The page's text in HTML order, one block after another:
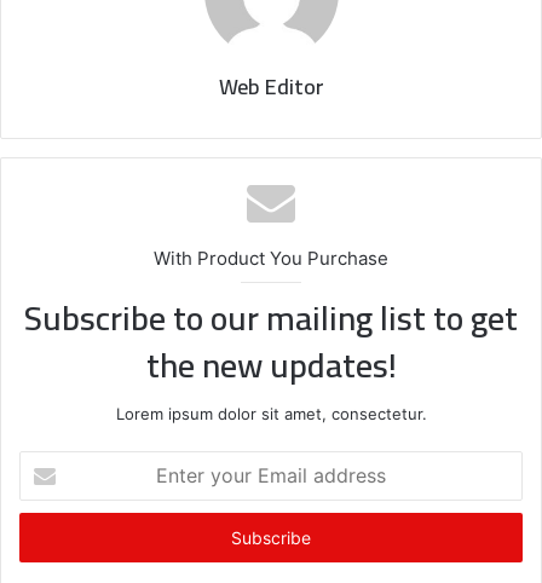
Web Editor
With Product You Purchase
Subscribe to our mailing list to get
the new updates!
Lorem ipsum dolor sit amet, consectetur.
t
r